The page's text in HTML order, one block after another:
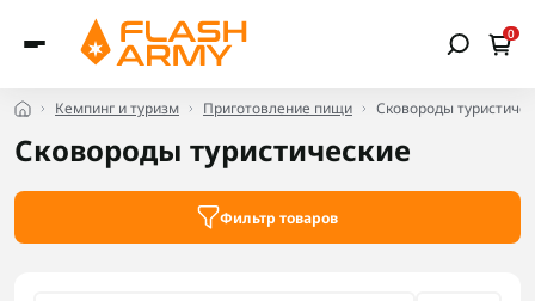
0
Кемпинг и туризм Приготовление пищи Сковороды
Сковороды туристические
Фильтр товаров